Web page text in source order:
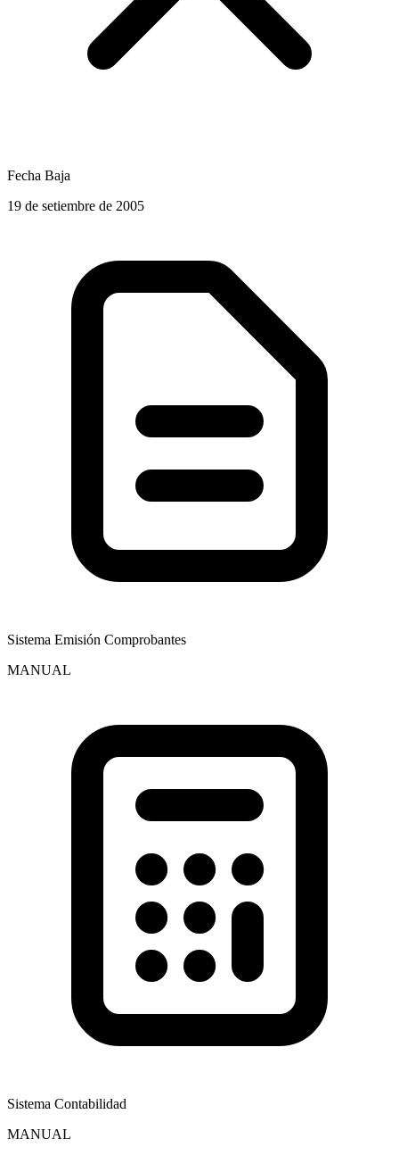
Fecha Baja
19 de setiembre de 2005
Sistema Emisión Comprobantes
MANUAL
Sistema Contabilidad
MANUAL